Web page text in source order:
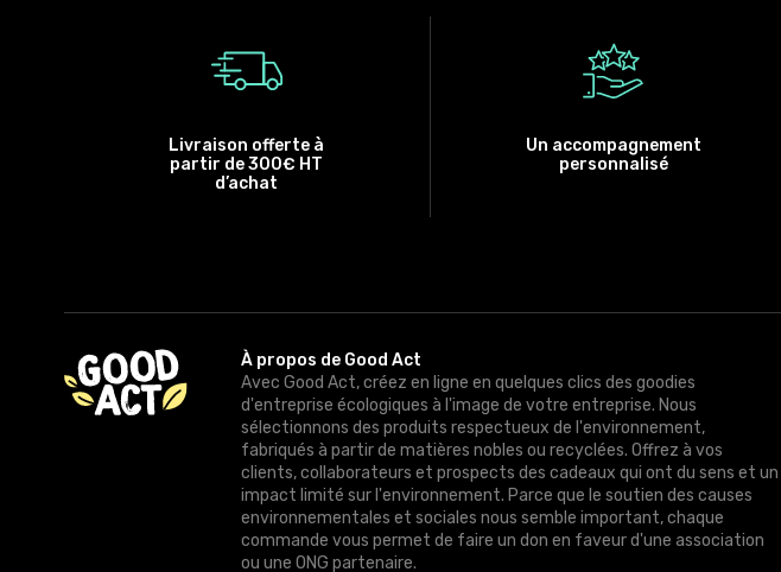
Livraison offerte à
partir de 300€ HT
d’achat
Un accompagnement
personnalisé
À propos de Good Act
Avec Good Act, créez en ligne en quelques clics des goodies
d'entreprise écologiques à l'image de votre entreprise. Nous
sélectionnons des produits respectueux de l'environnement,
fabriqués à partir de matières nobles ou recyclées. Offrez à vos
clients, collaborateurs et prospects des cadeaux qui ont du sens et un
impact limité sur l'environnement. Parce que le soutien des causes
environnementales et sociales nous semble important, chaque
commande vous permet de faire un don en faveur d'une association
ou une ONG partenaire.